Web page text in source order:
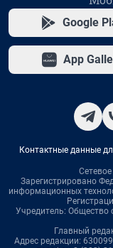
Google
App
Контактные данные
Зарегистрировано
информационных
Учредитель: Общество
Главный
Адрес редакции: